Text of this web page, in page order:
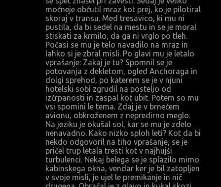
močneje občutil mraz kot prej, ko je pilotiral
skoraj v transu. Med tresavico, ki mu ni
pustila, da bi sedel na mestu in se je moral
stiskati za krmilo, da ga ni vrglo po tleh.
Počasi se mu je telo navadilo na mraz in
lahko si je zbral misli. Po glavi mu je letalo
vprašanje: Zakaj je tu? Spomnil se je
potovanja z dekletom, ogled Anchoraga in
dolgi sprehod, po katerem se je v njuni
hotelski sobi zgrudil na posteljo od
izčrpanosti in zaspal kot ubit. Potem so mu
vsi spomini le tema. Zdaj je v brnečem
avionu, obkroženem z nepredirno meglo.
Na jeziku je okušal sol, kar se mu je zdelo
nenavadno. Kako nizko sploh leti? Kot da bi
nekdo odgovoril na tiho vprašanje, se je
pričel trup letala tresti kot v najhujši
turbulenci. Nekaj belega se je splazilo mimo
kabinskega okna, vendar ker je bil zatopljen
v svoje misli, je ujel le premikanje in nič